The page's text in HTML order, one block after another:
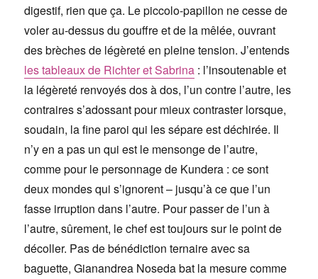
digestif, rien que ça. Le piccolo-papillon ne cesse de
voler au-dessus du gouffre et de la mêlée, ouvrant
des brèches de légèreté en pleine tension. J’entends
les tableaux de Richter et Sabrina : l’insoutenable et
la légèreté renvoyés dos à dos, l’un contre l’autre, les
contraires s’adossant pour mieux contraster lorsque,
soudain, la fine paroi qui les sépare est déchirée. Il
n’y en a pas un qui est le mensonge de l’autre,
comme pour le personnage de Kundera : ce sont
deux mondes qui s’ignorent – jusqu’à ce que l’un
fasse irruption dans l’autre. Pour passer de l’un à
l’autre, sûrement, le chef est toujours sur le point de
décoller. Pas de bénédiction ternaire avec sa
baguette, Gianandrea Noseda bat la mesure comme